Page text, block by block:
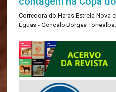
Corredora do Haras Estrela Nova
Éguas - Gonçalo Borges Torrealba.